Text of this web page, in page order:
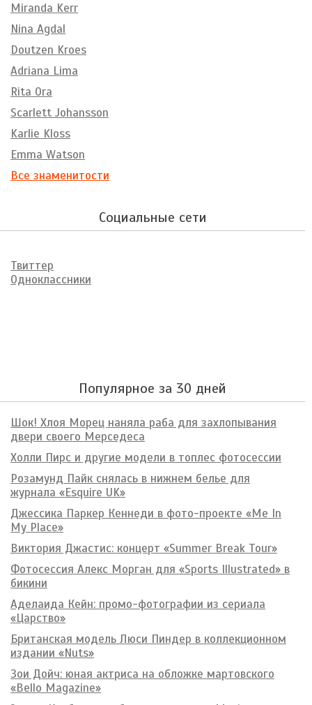
Miranda Kerr
Nina Agdal
Doutzen Kroes
Adriana Lima
Rita Ora
Scarlett Johansson
Karlie Kloss
Emma Watson
Все знаменитости
Социальные сети
Твиттер
Одноклассники
Популярное за 30 дней
Шок! Хлоя Морец наняла раба для захлопывания
двери своего Мерседеса
Холли Пирс и другие модели в топлес фотосессии
Розамунд Пайк снялась в нижнем белье для
журнала «Esquire UK»
Джессика Паркер Кеннеди в фото-проекте «Me In
My Place»
Виктория Джастис: концерт «Summer Break Tour»
Фотосессия Алекс Морган для «Sports Illustrated» в
бикини
Аделаида Кейн: промо-фотографии из сериала
«Царство»
Британская модель Люси Пиндер в коллекционном
издании «Nuts»
Зои Дойч: юная актриса на обложке мартовского
«Bello Magazine»